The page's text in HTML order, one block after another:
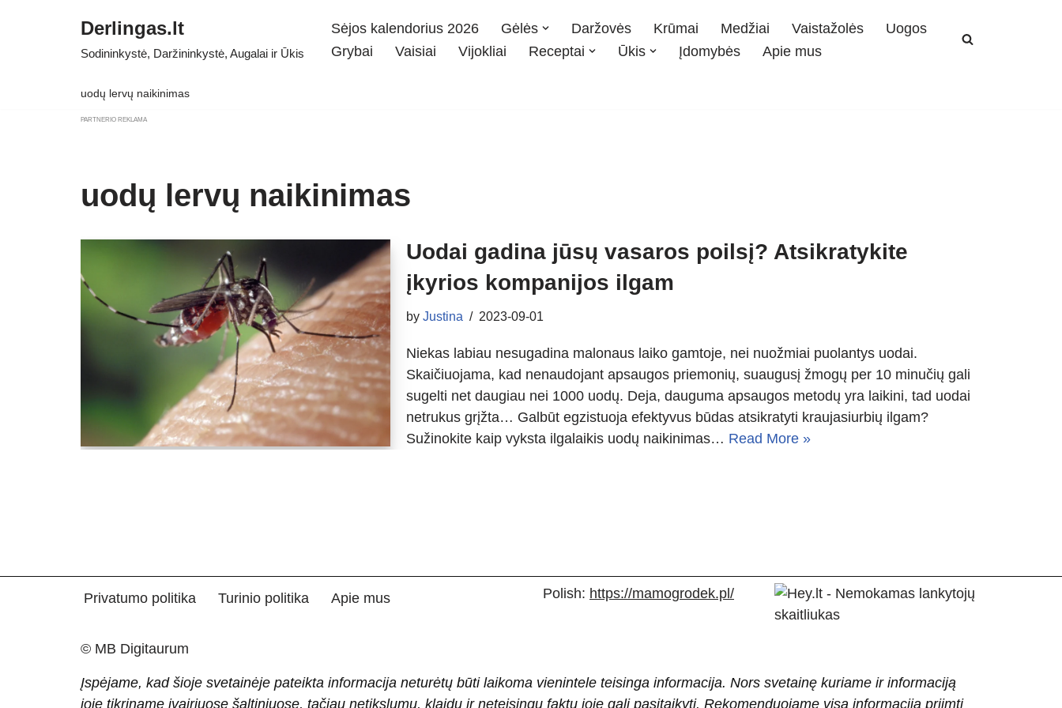
Derlingas.lt
Sodininkystė, Daržininkystė, Augalai ir Ūkis
Sėjos kalendorius 2026 Gėlės Daržovės Krūmai Medžiai Vaistažolės
Uogos
Grybai
Vaisiai Vijokliai Receptai Ūkis Įdomybės Apie mus
uodų lervų naikinimas
PARTNERIO REKLAMA
uodų lervų naikinimas
Uodai gadina jūsų vasaros poilsį? Atsikratykite
įkyrios kompanijos ilgam
by Justina 2023-09-01
Niekas labiau nesugadina malonaus laiko gamtoje, nei nuožmiai puolantys uodai.
Skaičiuojama, kad nenaudojant apsaugos priemonių, suaugusį žmogų per 10 minučių gali
sugelti net daugiau nei 1000 uodų. Deja, dauguma apsaugos metodų yra laikini, tad uodai
netrukus grįžta… Galbūt egzistuoja efektyvus būdas atsikratyti kraujasiurbių ilgam?
Sužinokite kaip vyksta ilgalaikis uodų naikinimas… Read More »
Privatumo politika Turinio politika Apie mus Polish: https://mamogrodek.pl/
© MB Digitaurum
Įspėjame, kad šioje svetainėje pateikta informacija neturėtų būti laikoma vienintele teisinga informacija. Nors svetainę kuriame ir informaciją
joje tikriname įvairiuose šaltiniuose, tačiau netikslumų, klaidų ir neteisingų faktų joje gali pasitaikyti. Rekomenduojame visą informaciją priimti